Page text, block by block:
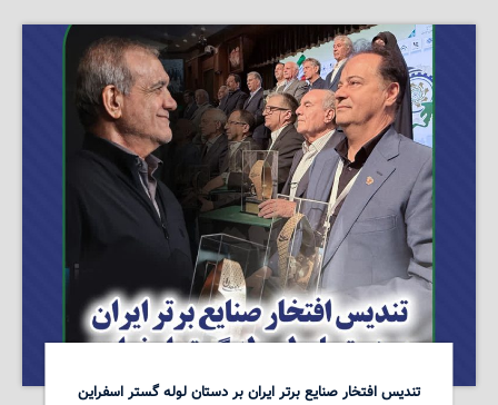
تندیس افتخار صنایع برتر ایران بر دستان لوله گستر اسفراین